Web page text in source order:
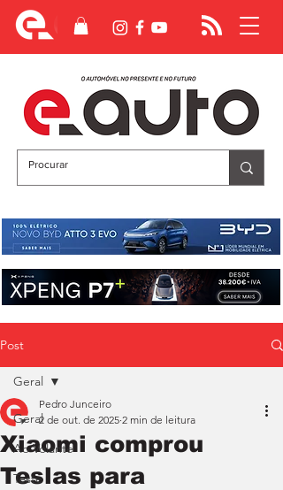
Post
Geral
Ao Volante
Teste
Geral
Xiaomi comprou
Teslas para
Pedro Junceiro
2 de out. de 2025 2 min de leitura